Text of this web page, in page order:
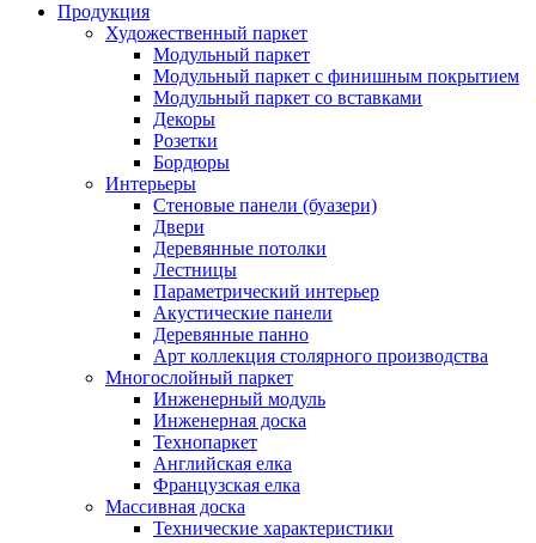
Продукция
Художественный паркет
Модульный паркет
Модульный паркет с финишным покрытием
Модульный паркет со вставками
Декоры
Розетки
Бордюры
Интерьеры
Стеновые панели (буазери)
Двери
Деревянные потолки
Лестницы
Параметрический интерьер
Акустические панели
Деревянные панно
Арт коллекция столярного производства
Многослойный паркет
Инженерный модуль
Инженерная доска
Технопаркет
Английская елка
Французская елка
Массивная доска
Технические характеристики